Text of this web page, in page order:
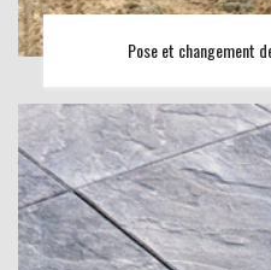
Pose et changement